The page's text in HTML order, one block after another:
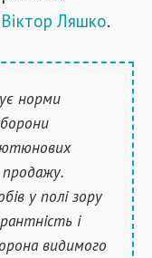
Віктор Ляшко.
норми
продажу.
у полі зору
і
видимого